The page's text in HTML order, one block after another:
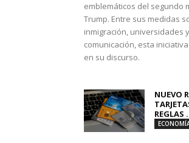
emblemáticos del segundo
Trump. Entre sus medidas
inmigración, universidades
comunicación, esta
en su discurso.
NUEVO
REGLAS